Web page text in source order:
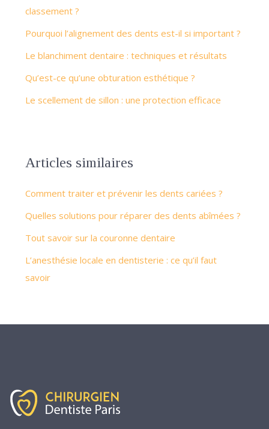
classement ?
Pourquoi l’alignement des dents est-il si important ?
Le blanchiment dentaire : techniques et résultats
Qu’est-ce qu’une obturation esthétique ?
Le scellement de sillon : une protection efficace
Articles similaires
Comment traiter et prévenir les dents cariées ?
Quelles solutions pour réparer des dents abîmées ?
Tout savoir sur la couronne dentaire
L’anesthésie locale en dentisterie : ce qu’il faut
savoir